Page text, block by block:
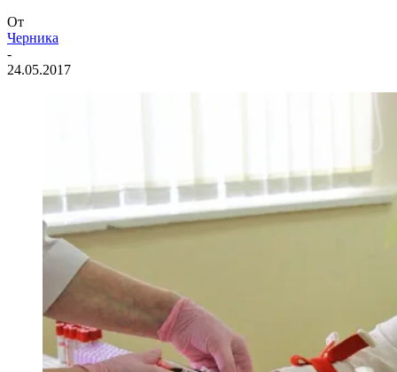
От
Черника
-
24.05.2017